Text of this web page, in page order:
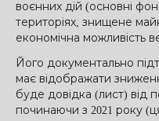
воєнних дій (основні
територіях, знищене
економічна можливість
Його документально
має відображати
буде довідка (лист) від
починаючи з 2021 року